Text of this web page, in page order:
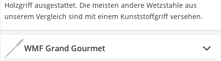
Holzgriff ausgestattet. Die meisten andere Wetzstahle aus
unserem Vergleich sind mit einem Kunststoffgriff versehen.
WMF Grand Gourmet